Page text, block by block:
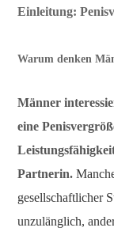
Einleitung:
Warum denken
Männer
eine
Partnerin.
gesellschaftlicher
unzulänglich,